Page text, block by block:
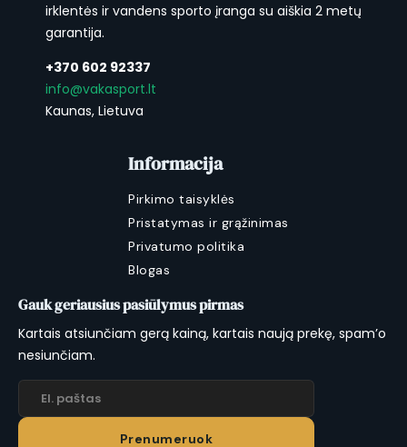
irklentės ir vandens sporto įranga su aiškia 2 metų
garantija.
+370 602 92337
info@vakasport.lt
Kaunas, Lietuva
Informacija
Pirkimo taisyklės
Pristatymas ir grąžinimas
Privatumo politika
Blogas
Gauk geriausius pasiūlymus pirmas
Kartais atsiunčiam gerą kainą, kartais naują prekę, spam’o
nesiunčiam.
Prenumeruok